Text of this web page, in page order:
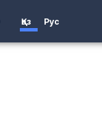
Қаз Рус